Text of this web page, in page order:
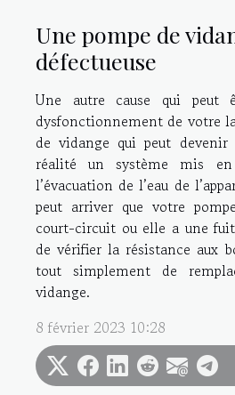
Une pompe de
défectueuse
Une autre cause qui peut
dysfonctionnement de votre
de vidange qui peut devenir
réalité un système mis
l’évacuation de l’eau de
peut arriver que votre
court-circuit ou elle a une
de vérifier la résistance aux
tout simplement de
vidange.
8 février 2023 10:28